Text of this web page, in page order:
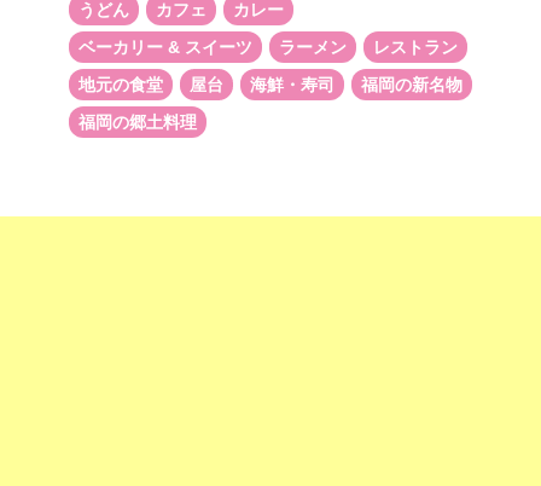
うどん カフェ
カレー
ベーカリー & スイーツ
ラーメン
レストラン
地元の食堂
屋台 海鮮・寿司
福岡の新名物
福岡の郷土料理